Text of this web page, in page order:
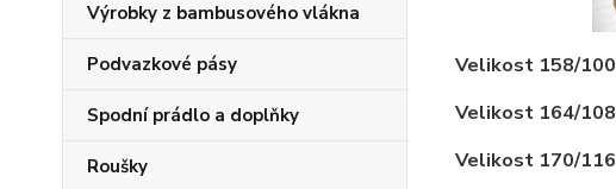
Výrobky z bambusového vlákna
Podvazkové pásy
Spodní prádlo a doplňky
Roušky
Velikost 158/100
Velikost 164/108
Velikost 170/116